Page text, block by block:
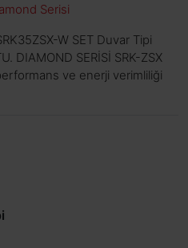
Serisi
W SET Duvar Tipi
DIAMOND SERİSİ SRK-ZSX
ve enerji verimliliği